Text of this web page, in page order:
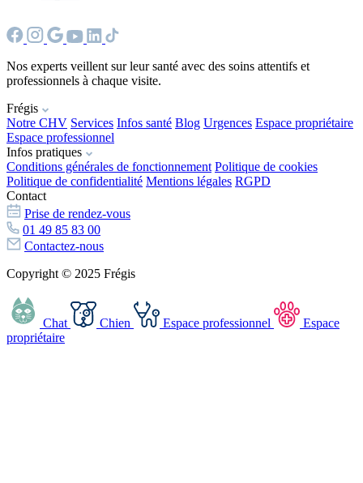
Nos experts veillent sur leur santé avec des soins attentifs et
professionnels à chaque visite.
Frégis
Notre CHV Services Infos santé Blog Urgences Espace propriétaire
Espace professionnel
Infos pratiques
Conditions générales de fonctionnement Politique de cookies
Politique de confidentialité Mentions légales RGPD
Contact
Prise de rendez-vous
01 49 85 83 00
Contactez-nous
Copyright © 2025 Frégis
Chat Chien Espace professionnel
Espace
propriétaire